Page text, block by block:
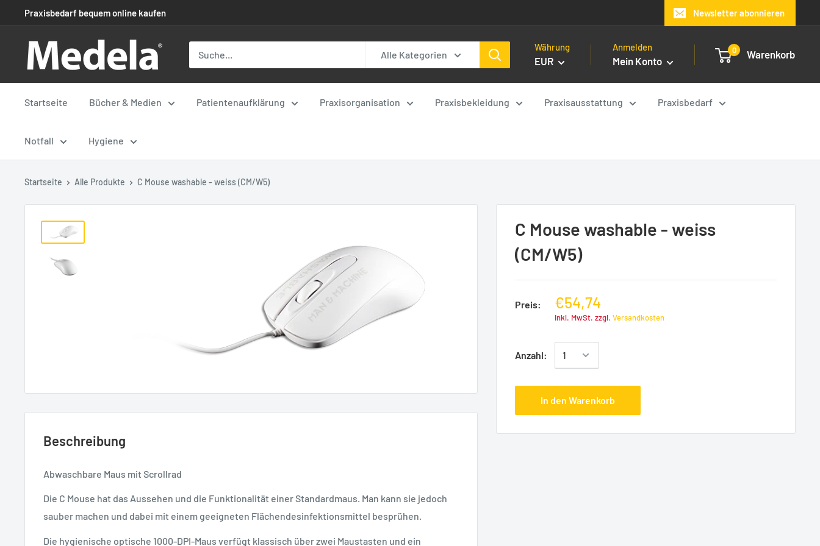
Praxisbedarf bequem online kaufen Newsletter abonnieren
Alle Kategorien
Währung
EUR
Anmelden
Mein Konto
0 Warenkorb
Startseite Bücher & Medien Patientenaufklärung Praxisorganisation Praxisbekleidung Praxisausstattung Praxisbedarf
Notfall Hygiene
Startseite Alle Produkte C Mouse washable - weiss (CM/W5)
C Mouse washable - weiss
(CM/W5)
Preis: €54,74
Inkl. MwSt. zzgl.Versandkosten
Anzahl:
In den Warenkorb
Beschreibung
Abwaschbare Maus mit Scrollrad
Die C Mouse hat das Aussehen und die Funktionalität einer Standardmaus. Man kann sie jedoch
sauber machen und dabei mit einem geeigneten Flächendesinfektionsmittel besprühen.
Die hygienische optische 1000-DPI-Maus verfügt klassisch über zwei Maustasten und ein